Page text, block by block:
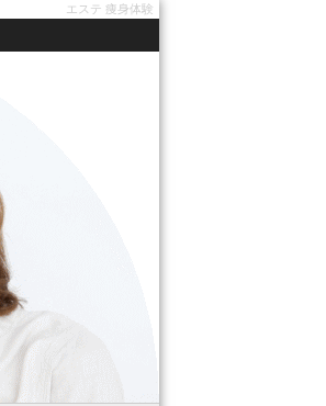
エステ 痩身体験